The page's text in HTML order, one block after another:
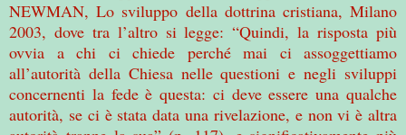
NEWMAN, Lo sviluppo della dottrina cristiana, Milano
2003, dove tra l’altro si legge: “Quindi, la risposta più
ovvia a chi ci chiede perché mai ci assoggettiamo
all’autorità della Chiesa nelle questioni e negli sviluppi
concernenti la fede è questa: ci deve essere una qualche
autorità, se ci è stata data una rivelazione, e non vi è altra